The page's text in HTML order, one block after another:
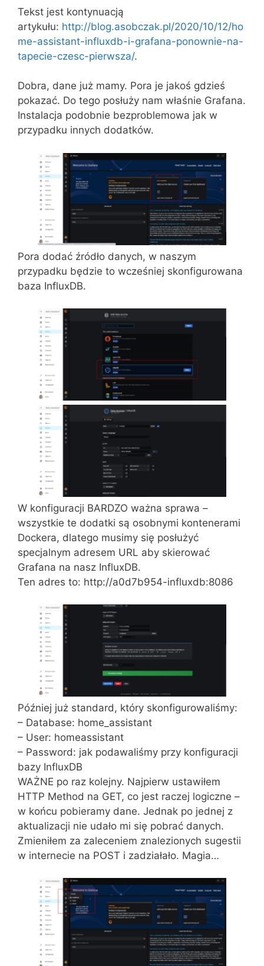
Tekst jest kontynuacją
artykułu: http://blog.asobczak.pl/2020/10/12/ho
me-assistant-influxdb-i-grafana-ponownie-na-
tapecie-czesc-pierwsza/.
Dobra, dane już mamy. Pora je jakoś gdzieś
pokazać. Do tego posłuży nam właśnie Grafana.
Instalacja podobnie bezproblemowa jak w
przypadku innych dodatków.
Pora dodać źródło danych, w naszym
przypadku będzie to wcześniej skonfigurowana
baza InfluxDB.
W konfiguracji BARDZO ważna sprawa –
wszystkie te dodatki są osobnymi kontenerami
Dockera, dlatego musimy się posłużyć
specjalnym adresem URL aby skierować
Grafana na nasz InfluxDB.
Ten adres to: http://a0d7b954-influxdb:8086
Później już standard, który skonfigurowaliśmy:
– Database: home_assistant
– User: homeassistant
– Password: jak podawaliśmy przy konfiguracji
bazy InfluxDB
WAŻNE po raz kolejny. Najpierw ustawiłem
HTTP Method na GET, co jest raczej logiczne –
w końcu pobieramy dane. Jednak po jednej z
aktualizacji nie udało mi się pobrać danych.
Zmieniłem za zaleceniem znalezionych sugestii
w internecie na POST i zadziałało. Magia…